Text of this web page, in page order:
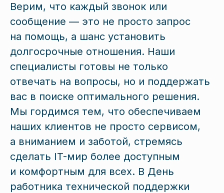
Верим, что каждый звонок или
сообщение — это не просто запрос
на помощь, а шанс установить
долгосрочные отношения. Наши
специалисты готовы не только
отвечать на вопросы, но и поддержать
вас в поиске оптимального решения.
Мы гордимся тем, что обеспечиваем
наших клиентов не просто сервисом,
а вниманием и заботой, стремясь
сделать IT-мир более доступным
и комфортным для всех. В День
работника технической поддержки